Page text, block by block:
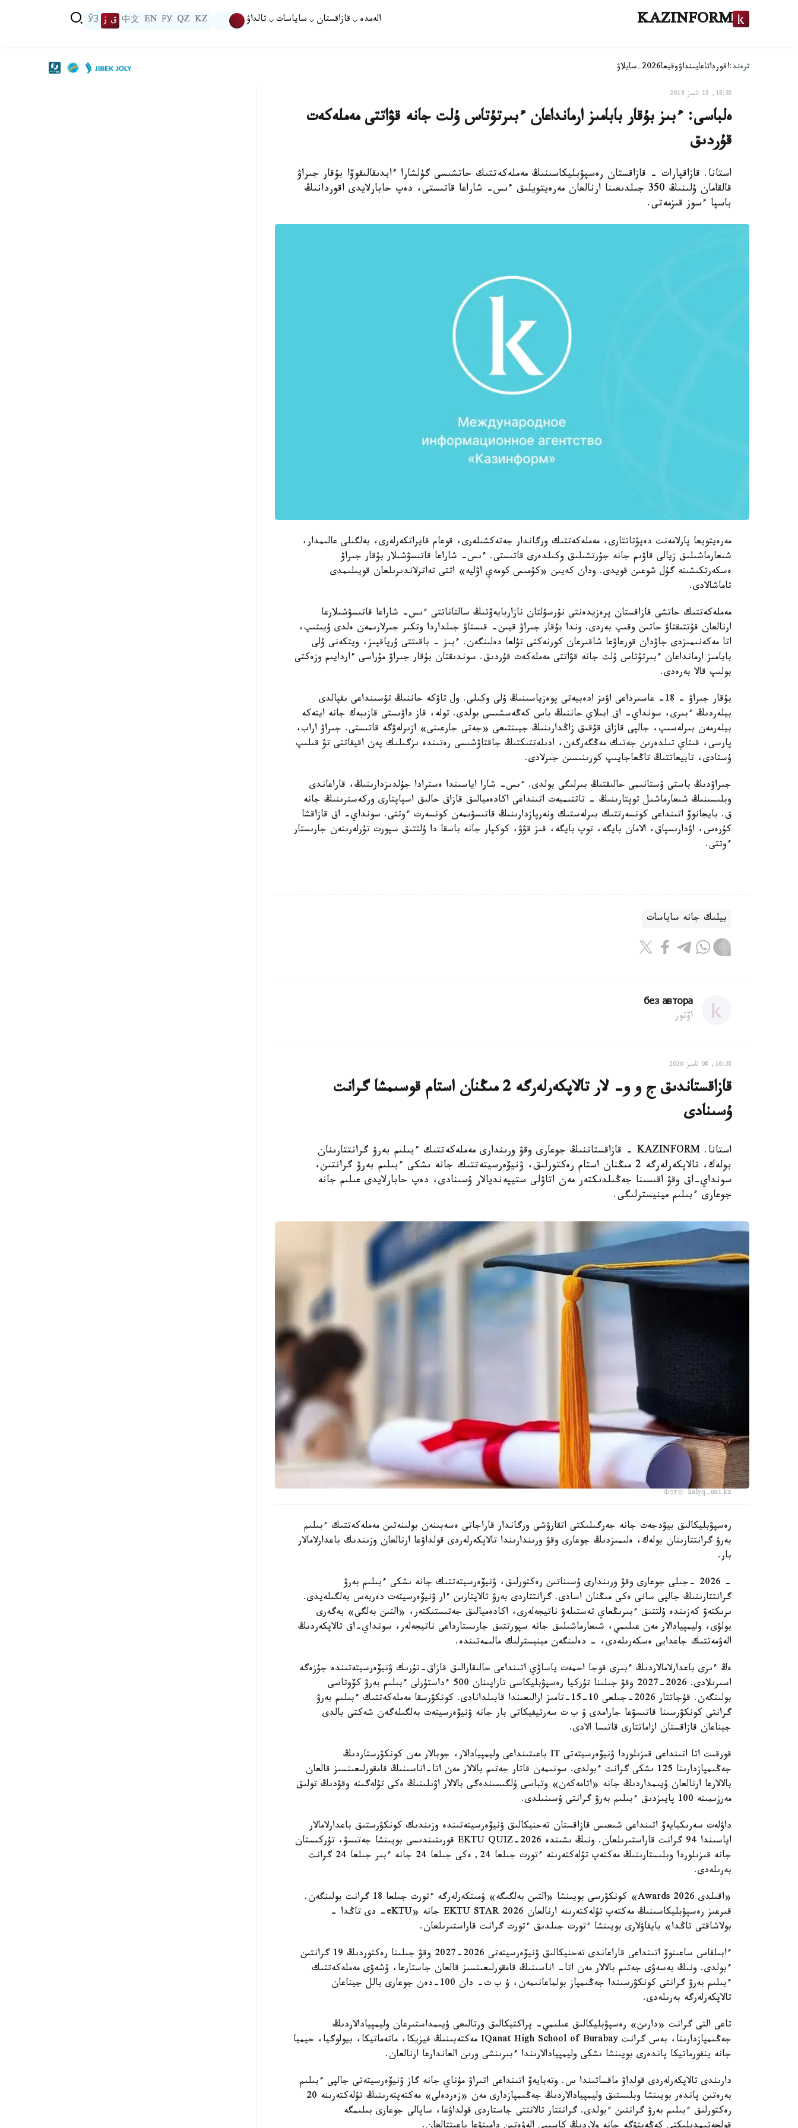
KAZINFORM الەمدە قازاقستان ساياسات تالداۋ KZ
QZ
РУ
EN
中文 ق ز ЎЗ
ترەند:اقورداتاعايىنداۋوقيعا2026-سايلاۋ
18:38, 18 تامىز 2018
ەلباسى: ءبىز بۇقار بابامىز ارمانداعان ءبىرتۇتاس ۇلت جانە قۋاتتى مەملەكەت
قۇردىق
استانا. قازاقپارات - قازاقستان رەسپۋبليكاسىنىڭ مەملەكەتتىك حاتشىسى گۇلشارا ءابدىقالىقوۆا بۇقار جىراۋ
قالقامان ۇلىنىڭ 350 جىلدىعىنا ارنالعان مەرەيتويلىق ءىس- شاراعا قاتىستى، دەپ حابارلايدى اقوردانىڭ
باسپا ءسوز قىزمەتى.
مەرەيتويعا پارلامەنت دەپۋتاتتارى، مەملەكەتتىك ورگاندار جەتەكشىلەرى، قوعام قايراتكەرلەرى، بەلگىلى عالىمدار،
شىعارماشىلىق زيالى قاۋىم جانە جۇرتشىلىق وكىلدەرى قاتىستى. ءىس- شاراعا قاتىسۋشىلار بۇقار جىراۋ
ەسكەرتكىشىنە گۇل شوعىن قويدى. ودان كەيىن «كۇمىس كومەي اۋليە» اتتى تەاترلاندىرىلعان قويىلىمدى
تاماشالادى.
مەملەكەتتىك حاتشى قازاقستان پرەزيدەنتى نۇرسۇلتان نازاربايەۆتىڭ سالتاناتتى ءىس- شاراعا قاتىسۋشىلارعا
ارنالعان قۇتتىقتاۋ حاتىن وقىپ بەردى. وندا بۇقار جىراۋ قيىن- قىستاۋ جىلداردا وتكىر جىرلارىمەن ەلدى ۇيىتىپ،
اتا مەكەنىمىزدى جاۋدان قورعاۋعا شاقىرعان كورنەكتى تۇلعا دەلىنگەن. ءبىز - باقىتتى ۇرپاقپىز، ويتكەنى ۇلى
بابامىز ارمانداعان ءبىرتۇتاس ۇلت جانە قۋاتتى مەملەكەت قۇردىق. سوندىقتان بۇقار جىراۋ مۇراسى ءاردايىم وزەكتى
بولىپ قالا بەرەدى.
بۇقار جىراۋ - 18- عاسىرداعى اۋىز ادەبيەتى پوەزياسىنىڭ ۇلى وكىلى. ول تاۋكە حاننىڭ تۇسىنداعى ىقپالدى
بيلەردىڭ ءبىرى، سونداي- اق ابىلاي حاننىڭ باس كەڭەسشىسى بولدى. تولە، قاز داۋىستى قازىبەك جانە ايتەكە
بيلەرمەن بىرلەسىپ، جالپى قازاق قۇقىق زاڭدارىنىڭ جيىنتىعى «جەتى جارعىنى» ازىرلەۋگە قاتىستى. جىراۋ اراب،
پارسى، قىتاي تىلدەرىن جەتىك مەڭگەرگەن، ادىلەتتىكتىڭ جاقتاۋشىسى رەتىندە ىزگىلىك پەن اقيقاتتى تۋ قىلىپ
ۇستادى، تابيعاتتىڭ تاڭعاجايىپ كورىنىسىن جىرلادى.
جىراۋدىڭ باستى ۇستانىمى حالىقتىڭ بىرلىگى بولدى. ءىس- شارا اياسىندا ەسترادا جۇلدىزدارىنىڭ، قاراعاندى
وبلىسىنىڭ شىعارماشىل توپتارىنىڭ - تاتتىمبەت اتىنداعى اكادەميالىق قازاق حالىق اسپاپتارى وركەسترىنىڭ جانە
ق. بايجانوۆ اتىنداعى كونسەرتتىك بىرلەستىك ونەرپازدارىنىڭ قاتىسۋىمەن كونسەرت ءوتتى. سونداي- اق قازاقشا
كۇرەس، اۋدارىسپاق، الامان بايگە، توپ بايگە، قىز قۋۋ، كوكپار جانە باسقا دا ۇلتتىق سپورت تۇرلەرىنەن جارىستار
ءوتتى.
بيلىك جانە ساياسات
без автора
اۆتور
16:38, 08 تامىز 2026
قازاقستاندىق ج و و- لار تالاپكەرلەرگە 2 مىڭنان استام قوسىمشا گرانت
ۇسىنادى
استانا. KAZINFORM - قازاقستاننىڭ جوعارى وقۋ ورىندارى مەملەكەتتىك ءبىلىم بەرۋ گرانتتارىنان
بولەك، تالاپكەرلەرگە 2 مىڭنان استام رەكتورلىق، ۋنيۆەرسيتەتتىك جانە ىشكى ءبىلىم بەرۋ گرانتىن،
سونداي-اق وقۋ اقىسىنا جەڭىلدىكتەر مەن اتاۋلى ستيپەنديالار ۇسىنادى، دەپ حابارلايدى عىلىم جانە
جوعارى ءبىلىم مينيسترلىگى.
Фото: halyq-uni.kz
رەسپۋبليكالىق بيۋدجەت جانە جەرگىلىكتى اتقارۋشى ورگاندار قاراجاتى ەسەبىنەن بولىنەتىن مەملەكەتتىك ءبىلىم
بەرۋ گرانتتارىنان بولەك، ەلىمىزدىڭ جوعارى وقۋ ورىندارىندا تالاپكەرلەردى قولداۋعا ارنالعان وزىندىك باعدارلامالار
بار.
- 2026 -جىلى جوعارى وقۋ ورىندارى ۇسىناتىن رەكتورلىق، ۋنيۆەرسيتەتتىك جانە ىشكى ءبىلىم بەرۋ
گرانتتارىنىڭ جالپى سانى ەكى مىڭنان اسادى. گرانتتاردى بەرۋ تالاپتارىن ءار ۋنيۆەرسيتەت دەربەس بەلگىلەيدى.
ىرىكتەۋ كەزىندە ۇلتتىق ءبىرىڭعاي تەستىلەۋ ناتيجەلەرى، اكادەميالىق جەتىستىكتەر، «التىن بەلگى» يەگەرى
بولۋى، وليمپيادالار مەن عىلىمي، شىعارماشىلىق جانە سپورتتىق جارىستارداعى ناتيجەلەر، سونداي-اق تالاپكەردىڭ
الەۋمەتتىك جاعدايى ەسكەرىلەدى، - دەلىنگەن مينيسترلىك مالىمەتىندە.
ەڭ ءىرى باعدارلامالاردىڭ ءبىرى قوجا احمەت ياساۋي اتىنداعى حالىقارالىق قازاق-تۇرىك ۋنيۆەرسيتەتىندە جۇزەگە
اسىرىلادى. 2026-2027 وقۋ جىلىنا تۇركيا رەسپۋبليكاسى تاراپىنان 500 ءداستۇرلى ءبىلىم بەرۋ كۆوتاسى
بولىنگەن. قۇجاتتار 2026-جىلعى 10-15-تامىز ارالىعىندا قابىلدانادى. كونكۋرسقا مەملەكەتتىك ءبىلىم بەرۋ
گرانتى كونكۋرسىنا قاتىسۋعا جارامدى ۇ ب ت سەرتيفيكاتى بار جانە ۋنيۆەرسيتەت بەلگىلەگەن شەكتى بالدى
جيناعان قازاقستان ازاماتتارى قاتىسا الادى.
قورقىت اتا اتىنداعى قىزىلوردا ۋنيۆەرسيتەتى IT باعىتىنداعى وليمپيادالار، جوبالار مەن كونكۋرستاردىڭ
جەڭىمپازدارىنا 125 ىشكى گرانت ءبولدى. سونىمەن قاتار جەتىم بالالار مەن اتا-اناسىنىڭ قامقورلىعىنسىز قالعان
بالالارعا ارنالعان ۇيىمداردىڭ جانە «اتامەكەن» وتباسى ۇلگىسىندەگى بالالار اۋىلىنىڭ ەكى تۇلەگىنە وقۋدىڭ تولىق
مەرزىمىنە 100 پايىزدىق ءبىلىم بەرۋ گرانتى ۇسىنىلدى.
داۋلەت سەرىكبايەۆ اتىنداعى شىعىس قازاقستان تەحنيكالىق ۋنيۆەرسيتەتىندە وزىندىك كونكۋرستىق باعدارلامالار
اياسىندا 94 گرانت قاراستىرىلعان. ونىڭ ىشىندە EKTU QUIZ-2026 قورىتىندىسى بويىنشا جەتىسۋ، تۇركىستان
جانە قىزىلوردا وبلىستارىنىڭ مەكتەپ تۇلەكتەرىنە ءتورت جىلعا 24, ەكى جىلعا 24 جانە ءبىر جىلعا 24 گرانت
بەرىلەدى.
«اقىلدى Awards 2026» كونكۋرسى بويىنشا «التىن بەلگىگە» ۇمىتكەرلەرگە ءتورت جىلعا 18 گرانت بولىنگەن.
قىرعىز رەسپۋبليكاسىنىڭ مەكتەپ تۇلەكتەرىنە ارنالعان EKTU STAR 2026 جانە «eKTU- دى تاڭدا -
بولاشاقتى تاڭدا» بايقاۋلارى بويىنشا ءتورت جىلدىق ءتورت گرانت قاراستىرىلعان.
ءابىلقاس ساعىنوۆ اتىنداعى قاراعاندى تەحنيكالىق ۋنيۆەرسيتەتى 2026-2027 وقۋ جىلىنا رەكتوردىڭ 19 گرانتىن
ءبولدى. ونىڭ بەسەۋى جەتىم بالالار مەن اتا- اناسىنىڭ قامقورلىعىنسىز قالعان جاستارعا، ۇشەۋى مەملەكەتتىك
ءبىلىم بەرۋ گرانتى كونكۋرسىندا جەڭىمپاز بولماعانىمەن، ۇ ب ت- دان 100-دەن جوعارى بالل جيناعان
تالاپكەرلەرگە بەرىلەدى.
تاعى التى گرانت «دارىن» رەسپۋبليكالىق عىلىمي- پراكتيكالىق ورتالىعى ۇيىمداستىرعان وليمپيادالاردىڭ
جەڭىمپازدارىنا، بەس گرانت IQanat High School of Burabay مەكتەبىنىڭ فيزيكا، ماتەماتيكا، بيولوگيا، حيميا
جانە ينفورماتيكا پاندەرى بويىنشا ىشكى وليمپيادالارىندا ءبىرىنشى ورىن العاندارعا ارنالعان.
دارىندى تالاپكەرلەردى قولداۋ ماقساتىندا س. وتەبايەۆ اتىنداعى اتىراۋ مۇناي جانە گاز ۋنيۆەرسيتەتى جالپى ءبىلىم
بەرەتىن پاندەر بويىنشا وبلىستىق وليمپيادالاردىڭ جەڭىمپازدارى مەن «زەردەلى» مەكتەپتەرىنىڭ تۇلەكتەرىنە 20
رەكتورلىق ءبىلىم بەرۋ گرانتىن ءبولدى. گرانتتار تالانتتى جاستاردى قولداۋعا، ساپالى جوعارى بىلىمگە